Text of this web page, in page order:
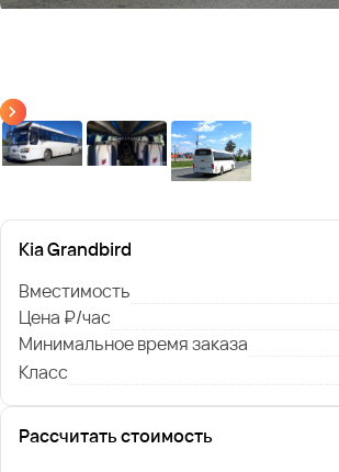
Kia Grandbird
Вместимость
Цена ₽/час
Минимальное время заказа
Класс
Рассчитать стоимость